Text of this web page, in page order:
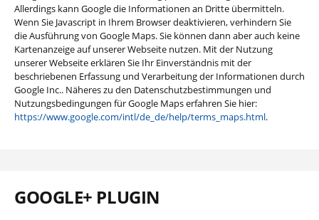
Allerdings kann Google die Informationen an Dritte übermitteln.
Wenn Sie Javascript in Ihrem Browser deaktivieren, verhindern Sie
die Ausführung von Google Maps. Sie können dann aber auch keine
Kartenanzeige auf unserer Webseite nutzen. Mit der Nutzung
unserer Webseite erklären Sie Ihr Einverständnis mit der
beschriebenen Erfassung und Verarbeitung der Informationen durch
Google Inc.. Näheres zu den Datenschutzbestimmungen und
Nutzungsbedingungen für Google Maps erfahren Sie hier:
https://www.google.com/intl/de_de/help/terms_maps.html.
GOOGLE+ PLUGIN